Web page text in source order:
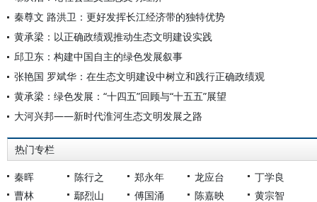
秦尊文 路洪卫：更好发挥长江经济带的独特优势
黄承梁：以正确政绩观推动生态文明建设实践
邱卫东：构建中国自主的绿色发展叙事
张艳国 罗斌华：在生态文明建设中树立和践行正确政绩观
黄承梁：绿色发展：“十四五”回顾与“十五五”展望
大河兴邦——新时代淮河生态文明发展之路
热门专栏
秦晖 陈行之 郑永年 龙应台
丁学良
曹林
鄢烈山 傅国涌 陈嘉映 黄宗智